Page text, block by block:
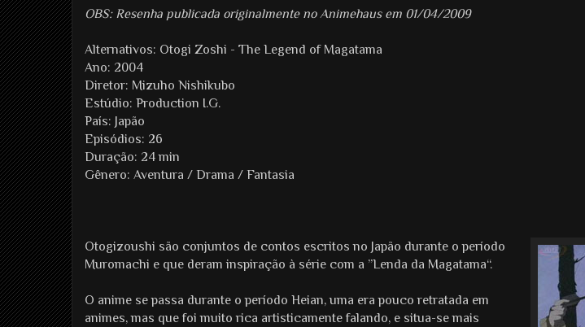
OBS: Resenha publicada originalmente no Animehaus em 01/04/2009
Alternativos: Otogi Zoshi - The Legend of Magatama
Ano: 2004
Diretor: Mizuho Nishikubo
Estúdio: Production I.G.
País: Japão
Episódios: 26
Duração: 24 min
Gênero: Aventura / Drama / Fantasia
Otogizoushi são conjuntos de contos escritos no Japão durante o período
Muromachi e que deram inspiração à série com a ”Lenda da Magatama“.
O anime se passa durante o período Heian, uma era pouco retratada em
animes, mas que foi muito rica artisticamente falando, e situa-se mais